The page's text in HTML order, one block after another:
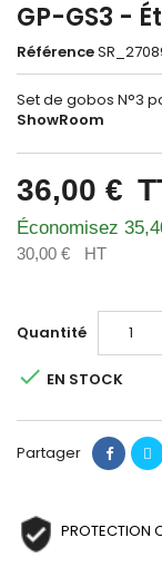
GP-GS3 -
Référence
Set de gobos N°3
ShowRoom
36,00 €
Économisez
30,00 € HT
Quantité
 EN STOCK
Partager